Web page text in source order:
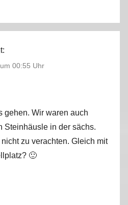
00:55 Uhr
gehen. Wir waren auch
Steinhäusle in der sächs.
zu verachten. Gleich mit
🙂